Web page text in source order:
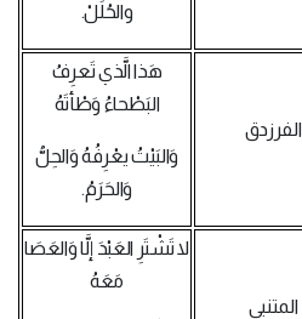
والحُلَلْ.
الفرزدق
هَذا الَّذي تَعرِفُ
البَطْحاءُ وَطْأتَهُ
وَالبَيْتُ يعْرِفُهُ وَالحِلُّ
وَالحَرَمُ.
المتنبي
لا تَشْتَرِ العَبْدَ إلَّا وَالعَصَا
مَعَهُ